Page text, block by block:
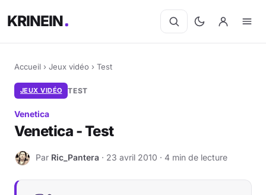
KRINEIN
Accueil › Jeux vidéo › Test
JEUX VIDÉO TEST
Venetica
Venetica - Test
R Par Ric_Pantera · 23 avril 2010 · 4 min de lecture